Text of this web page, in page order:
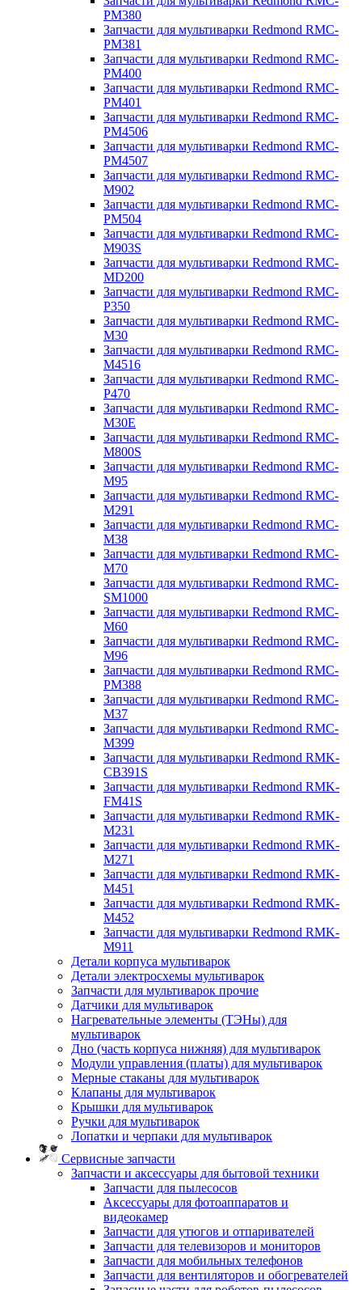
PM380
Запчасти для мультиварки Redmond RMC-
PM381
Запчасти для мультиварки Redmond RMC-
PM400
Запчасти для мультиварки Redmond RMC-
PM401
Запчасти для мультиварки Redmond RMC-
PM4506
Запчасти для мультиварки Redmond RMC-
PM4507
Запчасти для мультиварки Redmond RMC-
M902
Запчасти для мультиварки Redmond RMC-
PM504
Запчасти для мультиварки Redmond RMC-
M903S
Запчасти для мультиварки Redmond RMC-
MD200
Запчасти для мультиварки Redmond RMC-
P350
Запчасти для мультиварки Redmond RMC-
M30
Запчасти для мультиварки Redmond RMC-
M4516
Запчасти для мультиварки Redmond RMC-
P470
Запчасти для мультиварки Redmond RMC-
M30E
Запчасти для мультиварки Redmond RMC-
M800S
Запчасти для мультиварки Redmond RMC-
M95
Запчасти для мультиварки Redmond RMC-
M291
Запчасти для мультиварки Redmond RMC-
M38
Запчасти для мультиварки Redmond RMC-
M70
Запчасти для мультиварки Redmond RMC-
SM1000
Запчасти для мультиварки Redmond RMC-
M60
Запчасти для мультиварки Redmond RMC-
M96
Запчасти для мультиварки Redmond RMC-
PM388
Запчасти для мультиварки Redmond RMC-
M37
Запчасти для мультиварки Redmond RMC-
M399
Запчасти для мультиварки Redmond RMK-
CB391S
Запчасти для мультиварки Redmond RMK-
FM41S
Запчасти для мультиварки Redmond RMK-
M231
Запчасти для мультиварки Redmond RMK-
M271
Запчасти для мультиварки Redmond RMK-
M451
Запчасти для мультиварки Redmond RMK-
M452
Запчасти для мультиварки Redmond RMK-
M911
Детали корпуса мультиварок
Детали электросхемы мультиварок
Запчасти для мультиварок прочие
Датчики для мультиварок
Нагревательные элементы (ТЭНы) для
мультиварок
Дно (часть корпуса нижняя) для мультиварок
Модули управления (платы) для мультиварок
Мерные стаканы для мультиварок
Клапаны для мультиварок
Крышки для мультиварок
Ручки для мультиварок
Лопатки и черпаки для мультиварок
Сервисные запчасти
Запчасти и аксессуары для бытовой техники
Запчасти для пылесосов
Аксессуары для фотоаппаратов и
видеокамер
Запчасти для утюгов и отпаривателей
Запчасти для телевизоров и мониторов
Запчасти для мобильных телефонов
Запчасти для вентиляторов и обогревателей